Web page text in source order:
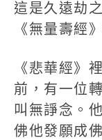
這是久遠劫
《無量壽經
《悲華經》
前，有一位
叫無諍念。
佛他發願成